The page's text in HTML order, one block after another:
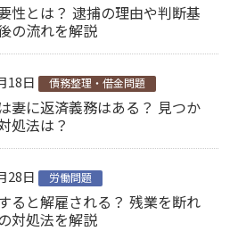
性とは？ 逮捕の理由や判断基
の流れを解説
18日 債務整理・借金問題
妻に返済義務はある？ 見つか
処法は？
28日 労働問題
ると解雇される？ 残業を断れ
対処法を解説